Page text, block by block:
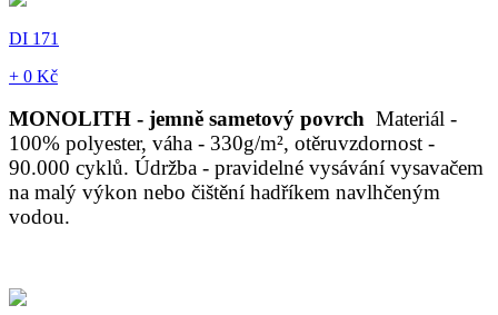
DI 171
+ 0 Kč
MONOLITH - jemně sametový povrch Materiál -
100% polyester, váha - 330g/m², otěruvzdornost -
90.000 cyklů. Údržba - pravidelné vysávání vysavačem
na malý výkon nebo čištění hadříkem navlhčeným
vodou.